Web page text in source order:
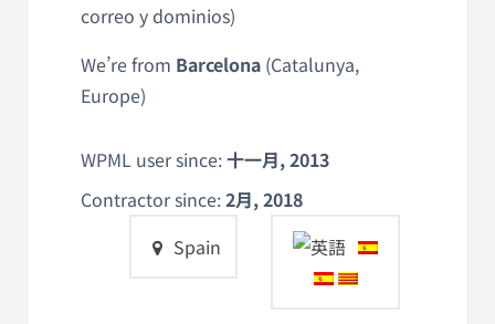
correo y dominios)
We’re from Barcelona (Catalunya,
Europe)
WPML user since:十一月, 2013
Contractor since:2月, 2018
Spain